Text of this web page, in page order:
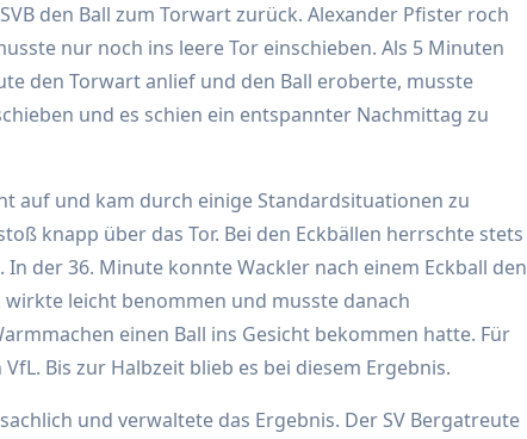
den Ball zum Torwart zurück. Alexander Pfister roch
nur noch ins leere Tor einschieben. Als 5 Minuten
den Torwart anlief und den Ball eroberte, musste
und es schien ein entspannter Nachmittag zu
auf und kam durch einige Standardsituationen zu
knapp über das Tor. Bei den Eckbällen herrschte stets
der 36. Minute konnte Wackler nach einem Eckball den
leicht benommen und musste danach
einen Ball ins Gesicht bekommen hatte. Für
Bis zur Halbzeit blieb es bei diesem Ergebnis.
und verwaltete das Ergebnis. Der SV Bergatreute